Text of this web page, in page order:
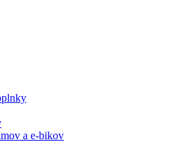
a e-bikov